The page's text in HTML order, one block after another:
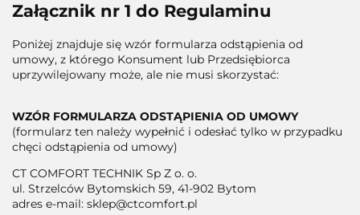
Załącznik nr 1 do Regulaminu
Poniżej znajduje się wzór formularza odstąpienia od
umowy, z którego Konsument lub Przedsiębiorca
uprzywilejowany może, ale nie musi skorzystać:
WZÓR FORMULARZA ODSTĄPIENIA OD UMOWY
(formularz ten należy wypełnić i odesłać tylko w przypadku
chęci odstąpienia od umowy)
CT COMFORT TECHNIK Sp Z o. o.
ul. Strzelców Bytomskich 59, 41-902 Bytom
adres e-mail: sklep@ctcomfort.pl